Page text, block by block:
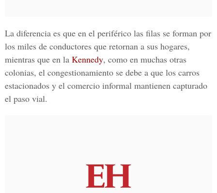
La diferencia es que en el periférico las filas se forman por
los miles de conductores que retornan a sus hogares,
mientras que en la Kennedy, como en muchas otras
colonias, el congestionamiento se debe a que los carros
estacionados y el comercio informal mantienen capturado
el paso vial.